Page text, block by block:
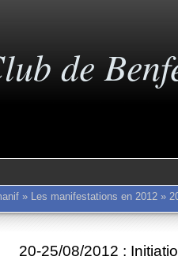
de
» Les manifestations en 2012»
20-25/08/2012 :